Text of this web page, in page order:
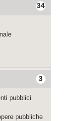
34
3
pubblici
pubbliche